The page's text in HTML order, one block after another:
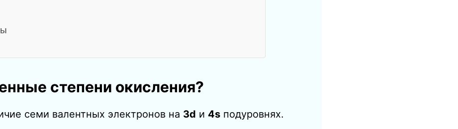
степени окисления?
семи валентных электронов на 3d и 4s подуровнях.